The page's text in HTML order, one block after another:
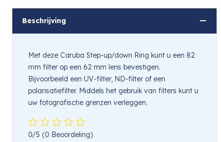
Beschrijving
Met deze Caruba Step-up/down Ring kunt u een 82
mm filter op een 62 mm lens bevestigen.
Bijvoorbeeld een UV-filter, ND-filter of een
polarisatiefilter. Middels het gebruik van filters kunt u
uw fotografische grenzen verleggen.
0/5 (0 Beoordeling)